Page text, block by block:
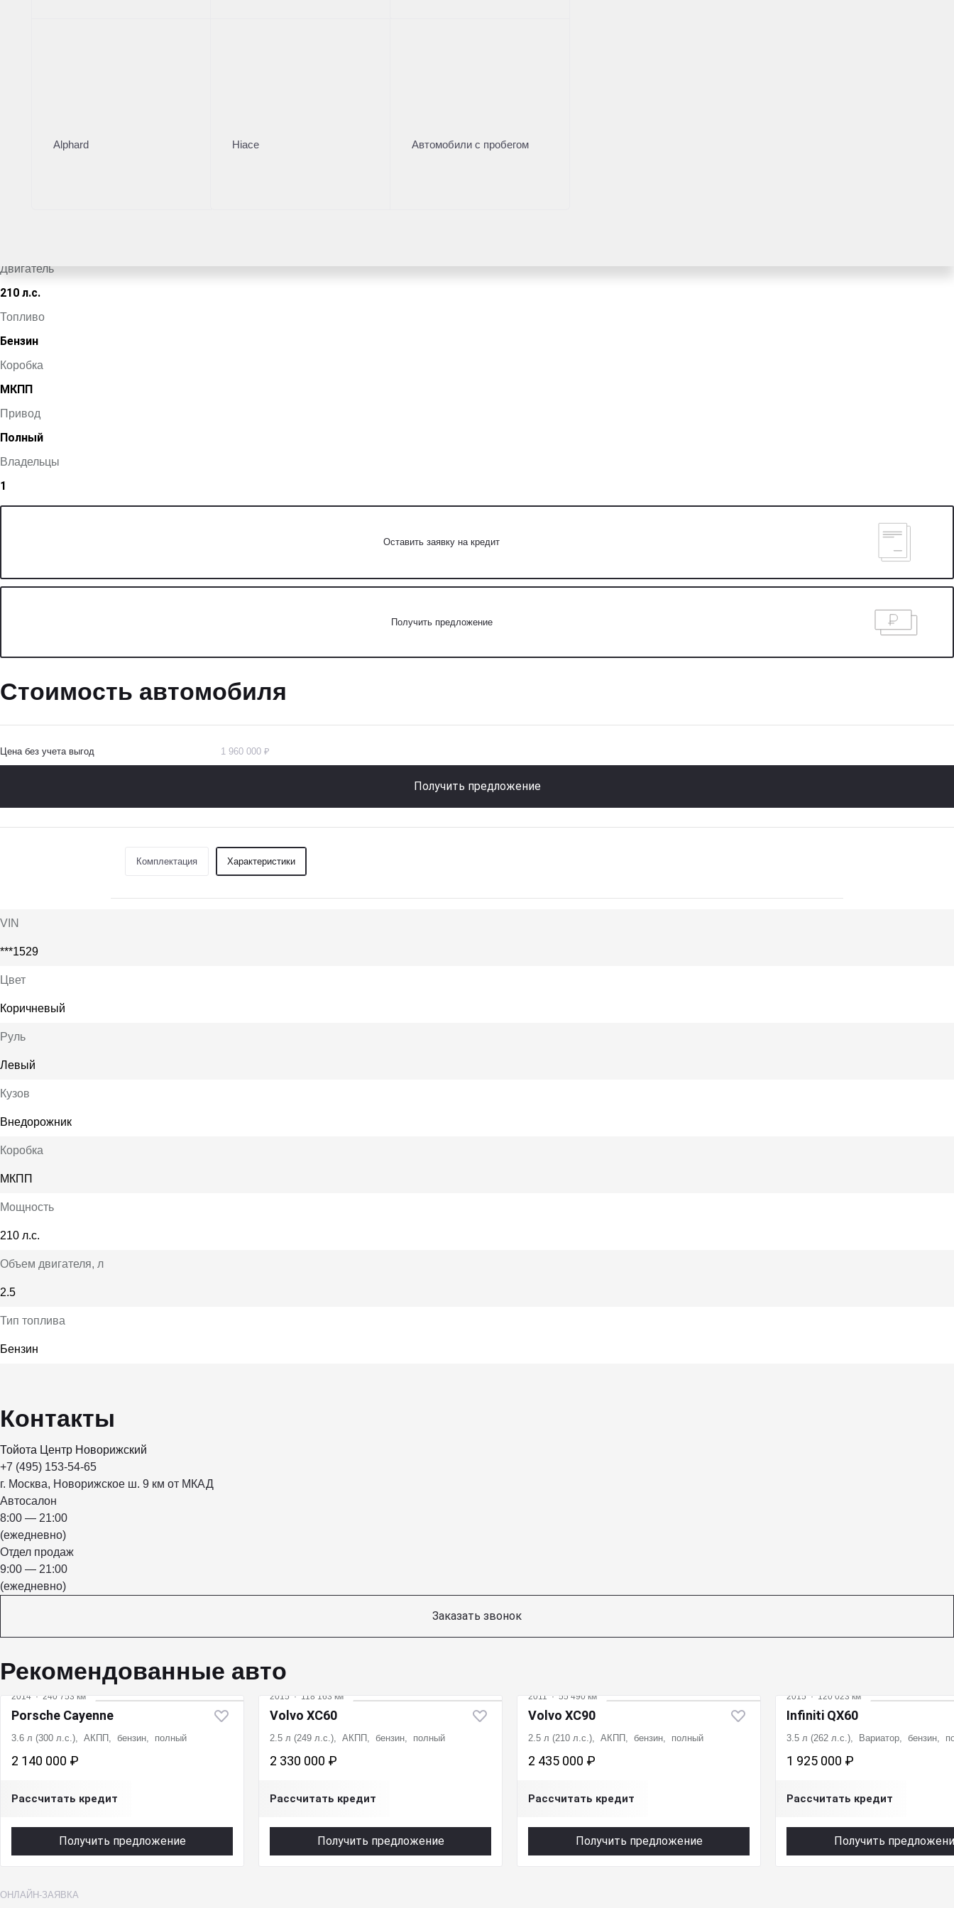
Alphard Hiace Автомобили с пробегом
Коричневый
Двигатель
210 л.с.
Топливо
Бензин
Коробка
МКПП
Привод
Полный
Владельцы
1
Оставить заявку на кредит
Получить предложение
Стоимость автомобиля
Цена без учета выгод 1 960 000 ₽
Получить предложение
Комплектация Характеристики
VIN
***1529
Цвет
Коричневый
Руль
Левый
Кузов
Внедорожник
Коробка
МКПП
Мощность
210 л.с.
Объем двигателя, л
2.5
Тип топлива
Бензин
Контакты
Тойота Центр Новорижский
+7 (495) 153-54-65
г. Москва, Новорижское ш. 9 км от МКАД
Автосалон
8:00 — 21:00
(ежедневно)
Отдел продаж
9:00 — 21:00
(ежедневно)
Заказать звонок
Рекомендованные авто
2014 · 240 753 км
Porsche Cayenne
3.6 л (300 л.с.), АКПП, бензин, полный
2 140 000 ₽
Рассчитать кредит
Получить предложение
2015 · 118 163 км
Volvo XC60
2.5 л (249 л.с.), АКПП, бензин, полный
2 330 000 ₽
Рассчитать кредит
Получить предложение
2011 · 55 490 км
Volvo XC90
2.5 л (210 л.с.), АКПП, бензин, полный
2 435 000 ₽
Рассчитать кредит
Получить предложение
2015 · 120 023 км
Infiniti QX60
3.5 л (262 л.с.), Вариатор, бензин,
1 925 000 ₽
Рассчитать кредит
Получить
ОНЛАЙН-ЗАЯВКА